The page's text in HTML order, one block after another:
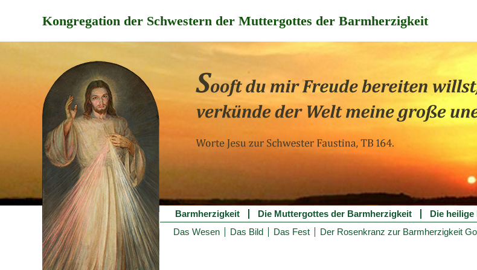
Kongregation der Schwestern der Muttergottes der Barmherzigkeit
Barmherzigkeit Die Muttergottes der Barmherzigkeit Die
Das Wesen
Das Bild Das Fest Der Rosenkranz zur Barmherzigkeit